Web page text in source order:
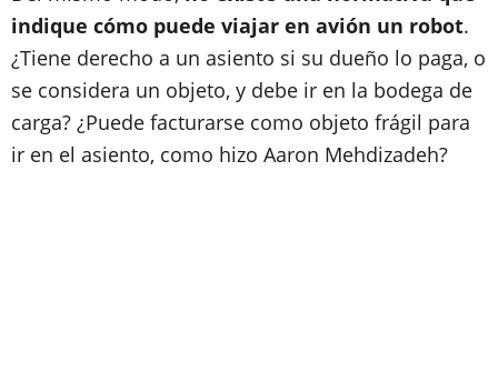
indique cómo puede viajar en avión un robot.
¿Tiene derecho a un asiento si su dueño lo paga, o
se considera un objeto, y debe ir en la bodega de
carga? ¿Puede facturarse como objeto frágil para
ir en el asiento, como hizo Aaron Mehdizadeh?